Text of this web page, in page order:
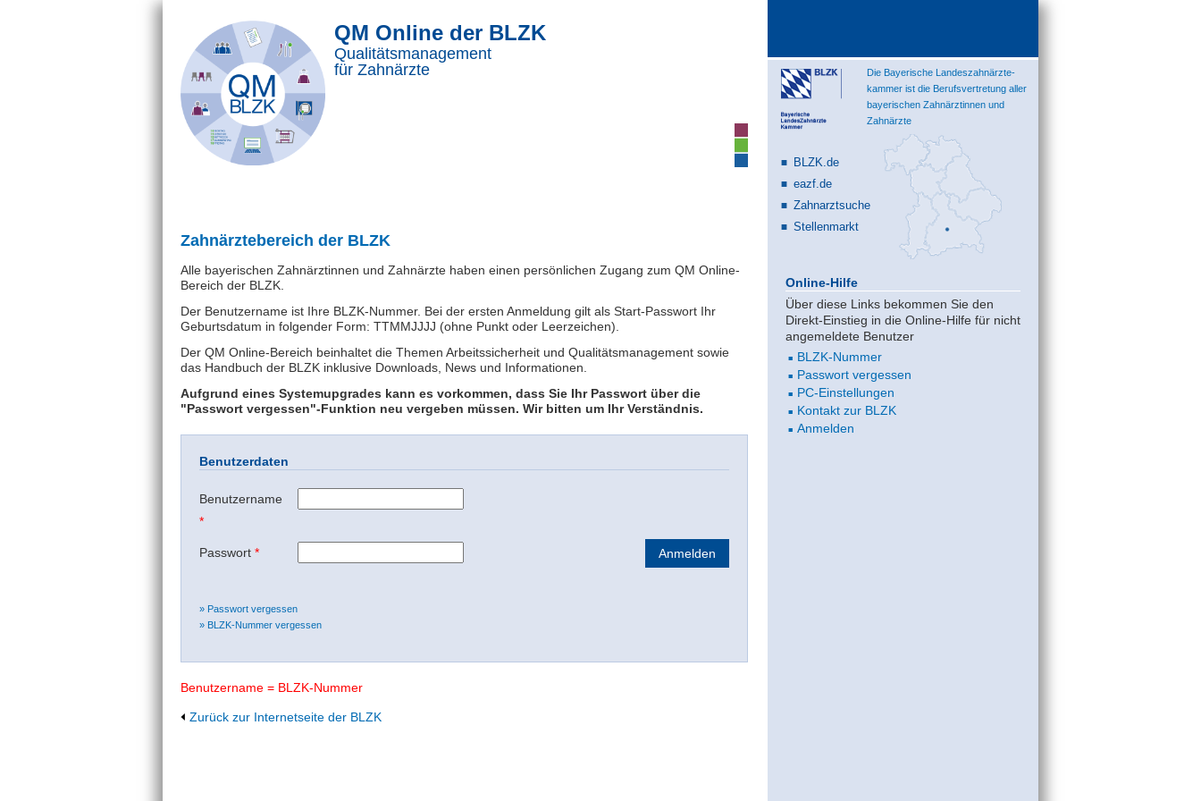
QM Online der BLZK
Qualitätsmanagement
für Zahnärzte
Die Bayerische Landeszahnärzte-
kammer ist die Berufsvertretung aller
bayerischen Zahnärztinnen und
Zahnärzte
BLZK.de
eazf.de
Zahnarztsuche
Stellenmarkt
Online-Hilfe
Über diese Links bekommen Sie den
Direkt-Einstieg in die Online-Hilfe für nicht
angemeldete Benutzer
BLZK-Nummer
Passwort vergessen
PC-Einstellungen
Kontakt zur BLZK
Anmelden
Zahnärztebereich der BLZK
Alle bayerischen Zahnärztinnen und Zahnärzte haben einen persönlichen Zugang zum QM Online-
Bereich der BLZK.
Der Benutzername ist Ihre BLZK-Nummer. Bei der ersten Anmeldung gilt als Start-Passwort Ihr
Geburtsdatum in folgender Form: TTMMJJJJ (ohne Punkt oder Leerzeichen).
Der QM Online-Bereich beinhaltet die Themen Arbeitssicherheit und Qualitätsmanagement sowie
das Handbuch der BLZK inklusive Downloads, News und Informationen.
Aufgrund eines Systemupgrades kann es vorkommen, dass Sie Ihr Passwort über die
"Passwort vergessen"-Funktion neu vergeben müssen. Wir bitten um Ihr Verständnis.
Benutzerdaten
Benutzername
*
Passwort *
» Passwort vergessen
» BLZK-Nummer vergessen
Benutzername = BLZK-Nummer
Zurück zur Internetseite der BLZK